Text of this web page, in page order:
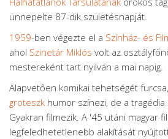
ünnepelte 87-dik születésnapját.
1959-ben végezte el a Színház- és
ahol Szinetár Miklós volt az
mestereként tart nyilván a mai napig.
Alapvetően komikai tehetségét
groteszk humor színezi, de a tragédia
Gyakran filmezik. A '45 utáni magyar
legfeledhetetlenebb alakítását